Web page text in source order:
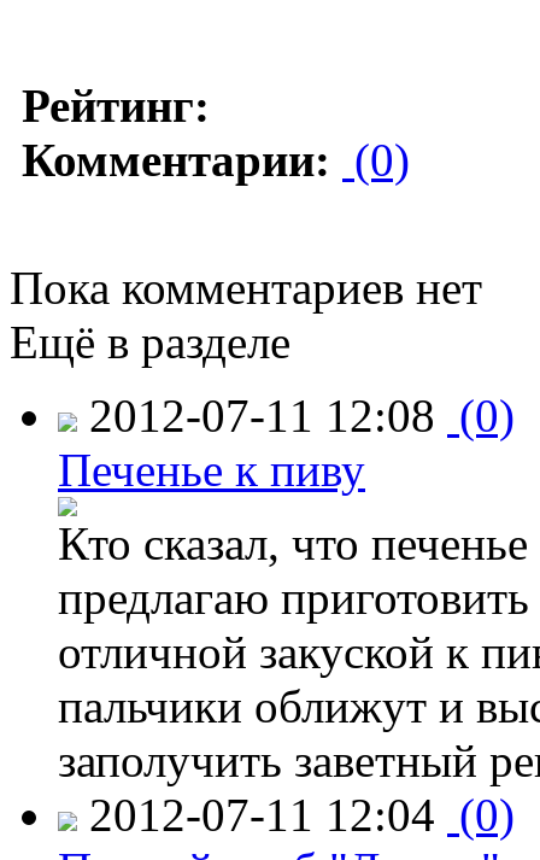
Рейтинг:
Комментарии: (0)
Пока комментариев нет
Ещё в разделе
2012-07-11 12:08 (0)
Печенье к пиву
Кто сказал, что
предлагаю
отличной закуской к
пальчики оближут и
заполучить заветный
2012-07-11 12:04 (0)